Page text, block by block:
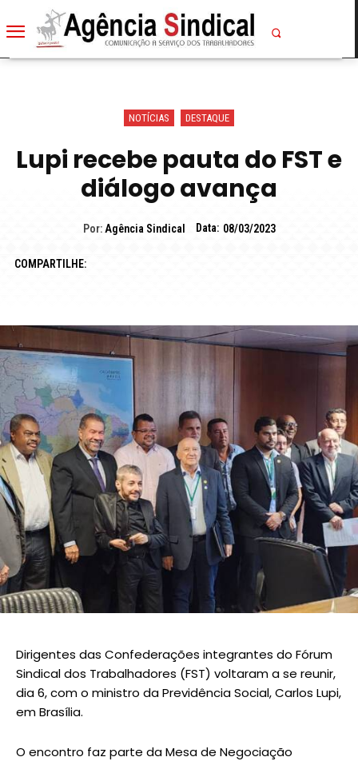
NOTÍCIAS DESTAQUE
Lupi recebe pauta do FST e
diálogo avança
Por: Agência Sindical Data: 08/03/2023
COMPARTILHE:
Dirigentes das Confederações integrantes do Fórum
Sindical dos Trabalhadores (FST) voltaram a se reunir,
dia 6, com o ministro da Previdência Social, Carlos Lupi,
em Brasília.
O encontro faz parte da Mesa de Negociação